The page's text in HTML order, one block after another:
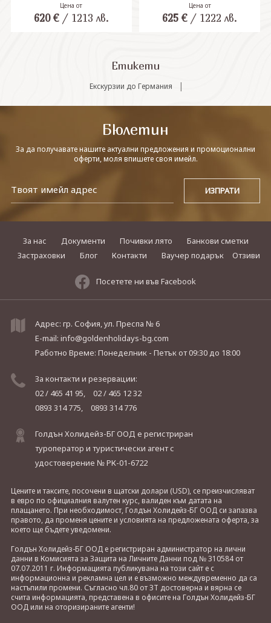
Цена от
620 €/ 1213 лв.
Цена от
625 €/ 1222 лв.
Етикети
Екскурзии до Германия |
Бюлетин
За да получавате нашите актуални предложения и промоционални
оферти, моля впишете своя имейл.
За нас Документи Почивки лято
Банкови сметки
Застраховки
Блог Контакти Ваучер подарък Отзиви
Посетете ни във Facebook
Адрес: гр. София, ул. Преспа № 6
E-mail: info@goldenholidays-bg.com
Работно Време: Понеделник - Петъкот 09:30 до 18:00
За контакти и резервации:
02 / 465 41 95,
02 / 465 12 32
0893 314 775,
0893 314 776
Голдън Холидейз-БГ ООД е регистриран
туроператор и туристически агент с
удостоверение № РК-01-6722
Цените и таксите, посочени в щатски долари (USD), се преизчисляват
в евро по официалния валутен курс, валиден към датата на
плащането. При необходимост, Голдън Холидейз-БГ ООД си запазва
правото, да променя цените и условията на предложената оферта, за
което ще бъдете уведомени.
Голдън Холидейз-БГ ООД е регистриран администратор на лични
данни в Комисията за Защита на Личните Данни под № 310584 от
07.07.2011 г. Информацията публикувана на този сайт е с
информационна и рекламна цел и е възможно междувременно да са
настъпили промени. Съгласно чл.80 от ЗТ достоверна и вярна се
счита информацията, представена в офисите на Голдън Холидейз-БГ
ООД или на оторизираните агенти!